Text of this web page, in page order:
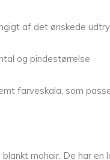
af det ønskede
og pindestørrelse
farveskala, som
mohair. De har